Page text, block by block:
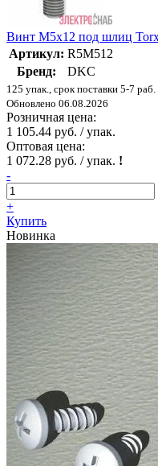
Винт М5х12 под шлиц
Артикул: R5M512
Бренд:
DKC
125 упак., срок поставки 5-7
Обновлено 06.08.2026
Розничная цена:
1 105.44 руб. / упак.
Оптовая цена:
1 072.28 руб. / упак. !
-
+
Купить
Новинка